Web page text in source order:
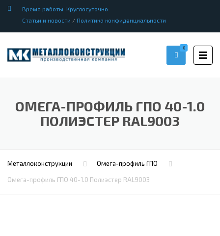
Время работы: Круглосуточно
Статьи и новости / Политика конфиденциальности
0
ОМЕГА-ПРОФИЛЬ ГПО 40-1.0
ПОЛИЭСТЕР RAL9003
Металлоконструкции Омега-профиль ГПО
Омега-профиль ГПО 40-1.0 Полиэстер RAL9003